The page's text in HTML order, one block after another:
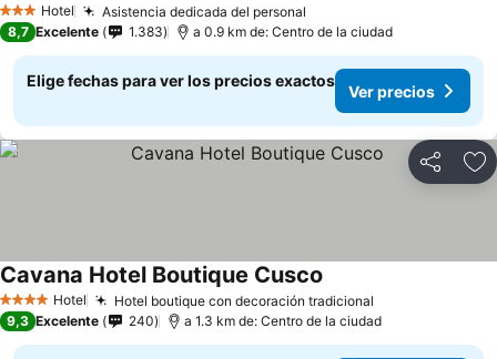
3 Estrellas
Hotel Asistencia dedicada del personal
8,7 Excelente 1.383 a 0.9 km de: Centro de la ciudad
Elige fechas para ver los precios exactos
Ver precios
Compartir
4 EstrellasHotel Hotel boutique con decoración tradicional
Cavana Hotel Boutique Cusco
9,3 Excelente 240 a 1.3 km de: Centro de la ciudad